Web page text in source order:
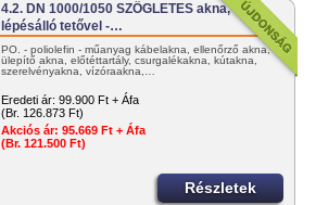
4.2. DN 1000/1050 SZÖGLETES akna,
lépésálló tetővel -…
PO. - poliolefin - műanyag kábelakna, ellenőrző akna,
ülepítő akna, előtéttartály, csurgalékakna, kútakna,
szerelvényakna, vízóraakna,…
Eredeti ár: 99.900 Ft + Áfa
(Br. 126.873 Ft)
Akciós ár: 95.669 Ft + Áfa
(Br. 121.500 Ft)
Részletek